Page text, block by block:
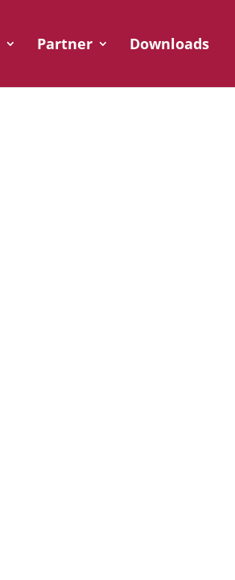
Partner Downloads